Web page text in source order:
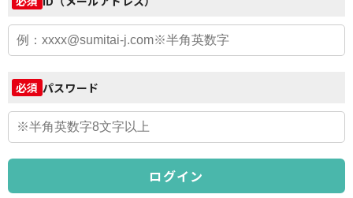
必須 パスワード
ログイン